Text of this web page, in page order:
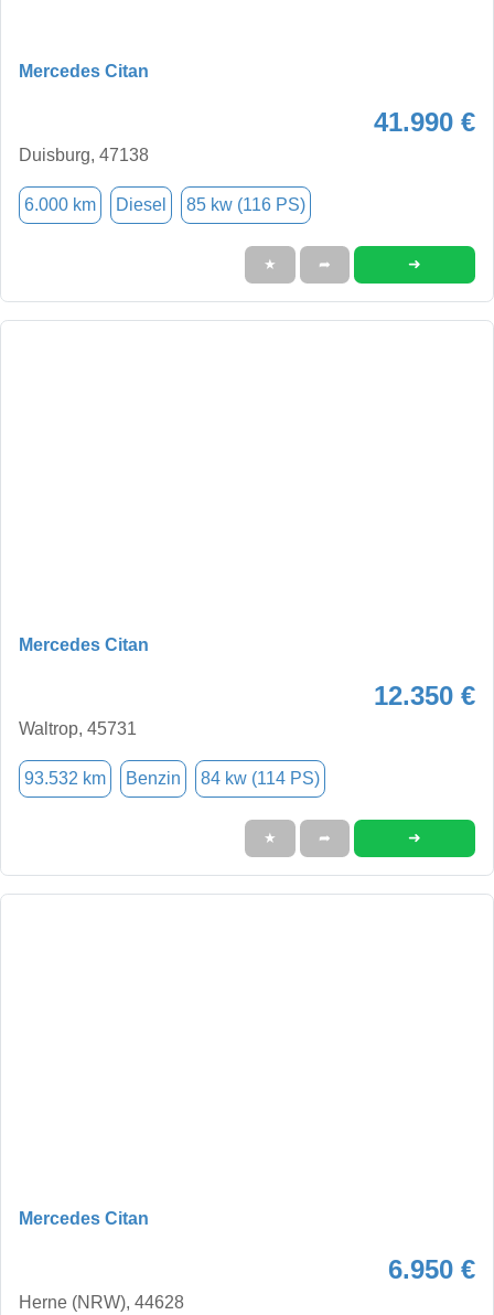
Mercedes Citan
41.990 €
Duisburg, 47138
6.000 km Diesel 85 kw (116 PS)
★ ➦ ➜
Mercedes Citan
12.350 €
Waltrop, 45731
93.532 km Benzin 84 kw (114 PS)
★ ➦ ➜
Mercedes Citan
6.950 €
Herne (NRW), 44628